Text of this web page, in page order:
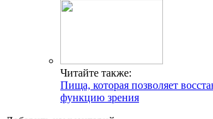
Читайте также:
Пища, которая позволяет
функцию зрения